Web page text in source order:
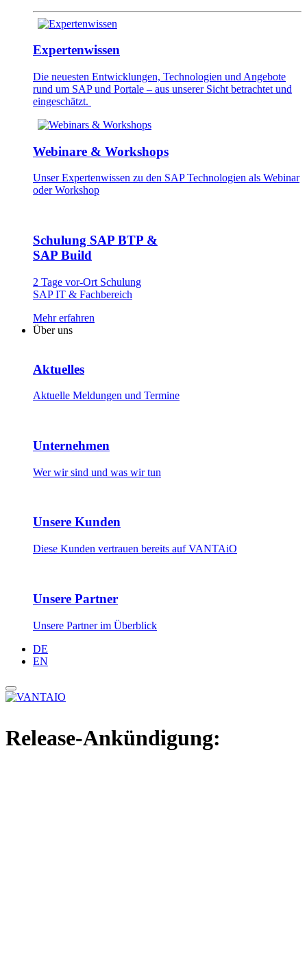
Expertenwissen
Die neuesten Entwick­lungen, Technologien und Angebote
rund um SAP und Portale – aus unserer Sicht betrachtet und
eingeschätzt.
Webinare & Workshops
Unser Experten­wissen zu den SAP Technologien als Webinar
oder Workshop
Schulung SAP BTP &
SAP Build
2 Tage vor-Ort Schulung
SAP IT & Fachbereich
Mehr erfahren
Über uns
Aktuelles
Aktuelle Meldungen und Termine
Unternehmen
Wer wir sind und was wir tun
Unsere Kunden
Diese Kunden vertrauen bereits auf VANTAiO
Unsere Partner
Unsere Partner im Überblick
DE
EN
Release-Ankündigung: